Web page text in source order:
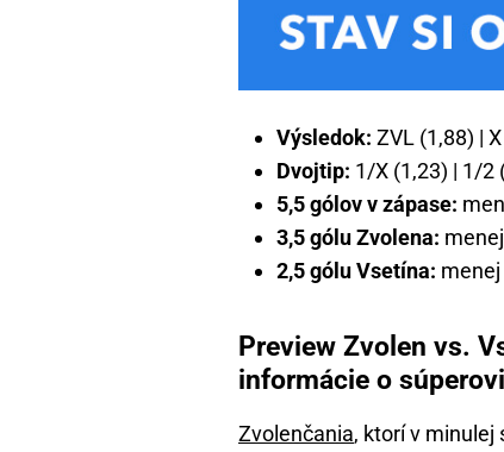
Výsledok: ZVL (1,88) |
Dvojtip: 1/X (1,23) | 1/2
5,5 gólov v zápase:
3,5 gólu Zvolena:
2,5 gólu Vsetína: menej
Preview Zvolen vs.
informácie o súperovi
Zvolenčania, ktorí v minulej